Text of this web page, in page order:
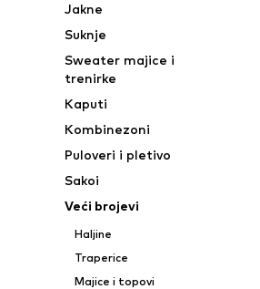
Jakne
Suknje
Sweater majice i
trenirke
Kaputi
Kombinezoni
Puloveri i pletivo
Sakoi
Veći brojevi
Haljine
Traperice
Majice i topovi